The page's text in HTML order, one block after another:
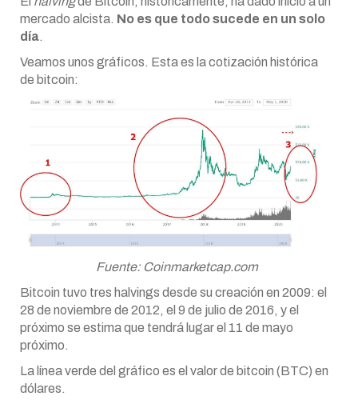
mercado alcista. No es que todo sucede en un solo
día.
Veamos unos gráficos. Esta es la cotización histórica
de bitcoin:
Fuente: Coinmarketcap.com
Bitcoin tuvo tres halvings desde su creación en 2009: el
28 de noviembre de 2012, el 9 de julio de 2016, y el
próximo se estima que tendrá lugar el 11 de mayo
próximo.
La línea verde del gráfico es el valor de bitcoin (BTC) en
dólares.